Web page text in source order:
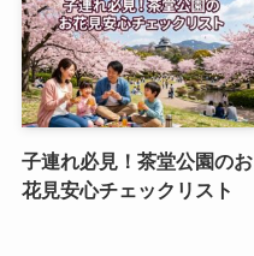
子連れ必見！茶堂公園のお
花見安心チェックリスト